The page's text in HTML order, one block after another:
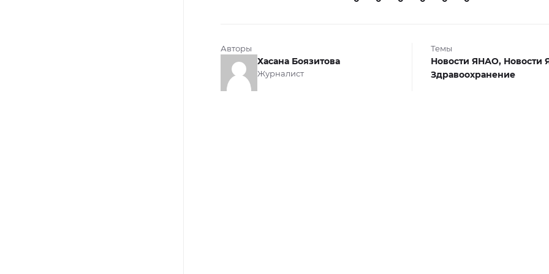
Авторы
Хасана Боязитова
Журналист
Темы
Новости ЯНАО, Новости
Здравоохранение